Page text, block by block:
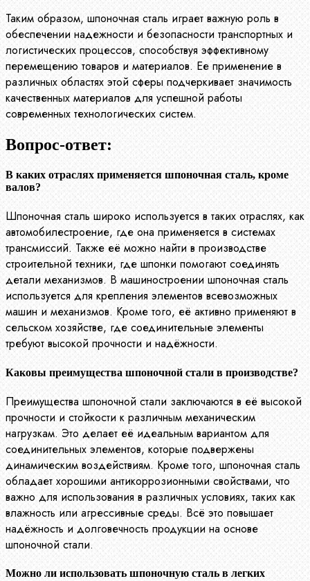
Таким образом, шпоночная сталь играет важную роль в
обеспечении надежности и безопасности транспортных и
логистических процессов, способствуя эффективному
перемещению товаров и материалов. Ее применение в
различных областях этой сферы подчеркивает значимость
качественных материалов для успешной работы
современных технологических систем.
Вопрос-ответ:
В каких отраслях применяется шпоночная сталь, кроме
валов?
Шпоночная сталь широко используется в таких отраслях, как
автомобилестроение, где она применяется в системах
трансмиссий. Также её можно найти в производстве
строительной техники, где шпонки помогают соединять
детали механизмов. В машиностроении шпоночная сталь
используется для крепления элементов всевозможных
машин и механизмов. Кроме того, её активно применяют в
сельском хозяйстве, где соединительные элементы
требуют высокой прочности и надёжности.
Каковы преимущества шпоночной стали в производстве?
Преимущества шпоночной стали заключаются в её высокой
прочности и стойкости к различным механическим
нагрузкам. Это делает её идеальным вариантом для
соединительных элементов, которые подвержены
динамическим воздействиям. Кроме того, шпоночная сталь
обладает хорошими антикоррозионными свойствами, что
важно для использования в различных условиях, таких как
влажность или агрессивные среды. Всё это повышает
надёжность и долговечность продукции на основе
шпоночной стали.
Можно ли использовать шпоночную сталь в легких